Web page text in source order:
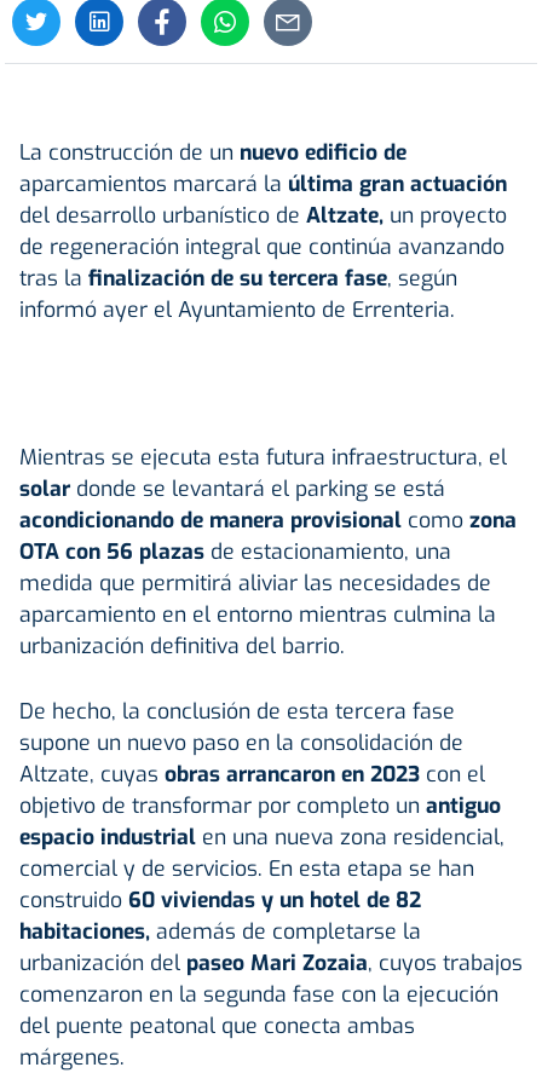
La construcción de un nuevo edificio de
aparcamientos marcará la última gran actuación
del desarrollo urbanístico de Altzate, un proyecto
de regeneración integral que continúa avanzando
tras la finalización de su tercera fase, según
informó ayer el Ayuntamiento de Errenteria.
Mientras se ejecuta esta futura infraestructura, el
solar donde se levantará el parking se está
acondicionando de manera provisional como zona
OTA con 56 plazas de estacionamiento, una
medida que permitirá aliviar las necesidades de
aparcamiento en el entorno mientras culmina la
urbanización definitiva del barrio.
De hecho, la conclusión de esta tercera fase
supone un nuevo paso en la consolidación de
Altzate, cuyas obras arrancaron en 2023 con el
objetivo de transformar por completo un antiguo
espacio industrial en una nueva zona residencial,
comercial y de servicios. En esta etapa se han
construido 60 viviendas y un hotel de 82
habitaciones, además de completarse la
urbanización del paseo Mari Zozaia, cuyos trabajos
comenzaron en la segunda fase con la ejecución
del puente peatonal que conecta ambas
márgenes.